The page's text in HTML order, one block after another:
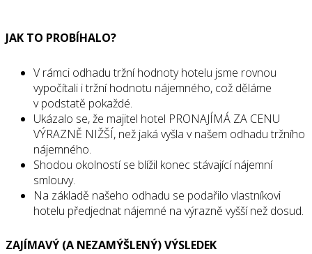
JAK TO PROBÍHALO?
V rámci odhadu tržní hodnoty hotelu jsme rovnou
vypočítali i tržní hodnotu nájemného, což děláme
v podstatě pokaždé.
Ukázalo se, že majitel hotel PRONAJÍMÁ ZA CENU
VÝRAZNĚ NIŽŠÍ, než jaká vyšla v našem odhadu tržního
nájemného.
Shodou okolností se blížil konec stávající nájemní
smlouvy.
Na základě našeho odhadu se podařilo vlastníkovi
hotelu předjednat nájemné na výrazně vyšší než dosud.
ZAJÍMAVÝ (A NEZAMÝŠLENÝ) VÝSLEDEK